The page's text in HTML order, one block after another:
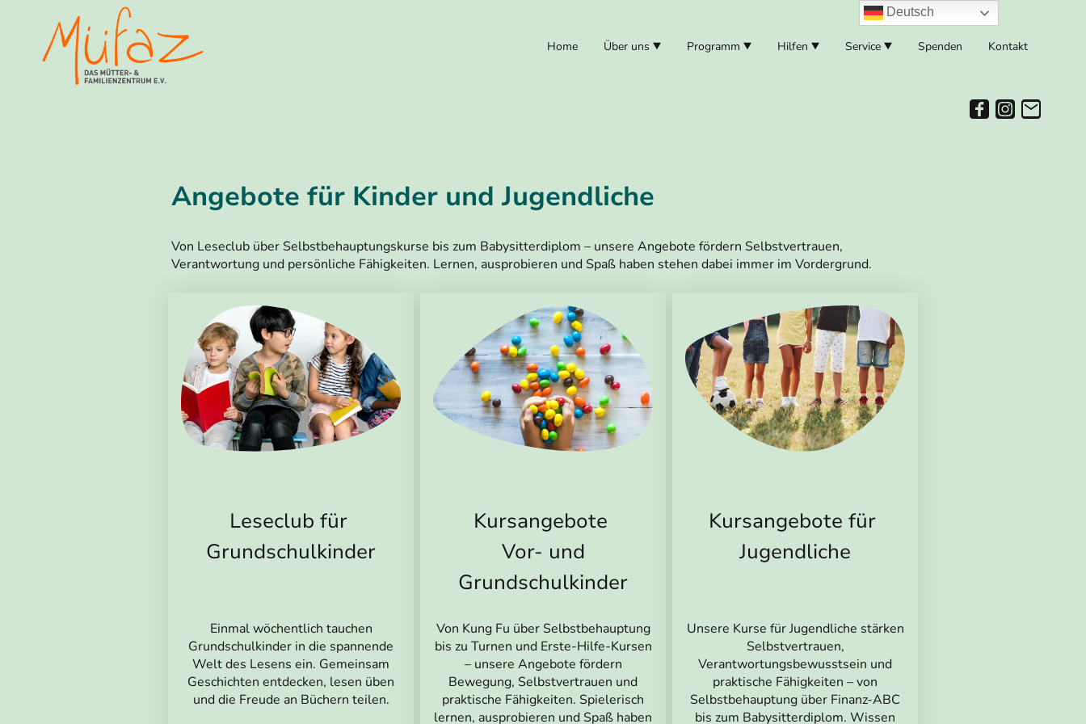
Home Über uns Programm Hilfen Service Spenden Kontakt
Angebote für Kinder und Jugendliche
Von Leseclub über Selbstbehauptungskurse bis zum Babysitterdiplom – unsere Angebote fördern Selbstvertrauen,
Verantwortung und persönliche Fähigkeiten. Lernen, ausprobieren und Spaß haben stehen dabei immer im Vordergrund.
Leseclub für
Grundschulkinder
Einmal wöchentlich tauchen
Grundschulkinder in die spannende
Welt des Lesens ein. Gemeinsam
Geschichten entdecken, lesen üben
und die Freude an Büchern teilen.
Kursangebote
Vor- und
Grundschulkinder
Von Kung Fu über Selbstbehauptung
bis zu Turnen und Erste-Hilfe-Kursen
– unsere Angebote fördern
Bewegung, Selbstvertrauen und
praktische Fähigkeiten. Spielerisch
lernen, ausprobieren und Spaß haben
Kursangebote für
Jugendliche
Unsere Kurse für Jugendliche stärken
Selbstvertrauen,
Verantwortungsbewusstsein und
praktische Fähigkeiten – von
Selbstbehauptung über Finanz-ABC
bis zum Babysitterdiplom. Wissen
Deutsch